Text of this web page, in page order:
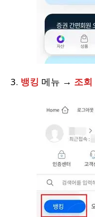
3. 뱅킹 메뉴 → 조회